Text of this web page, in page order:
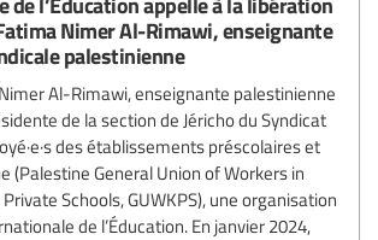
Nimer Al-Rimawi, enseignante
palestinienne
Al-Rimawi, enseignante palestinienne
de la section de Jéricho du Syndicat
des établissements préscolaires et
(Palestine General Union of Workers in
Schools, GUWKPS), une organisation
de l’Éducation. En janvier 2024,